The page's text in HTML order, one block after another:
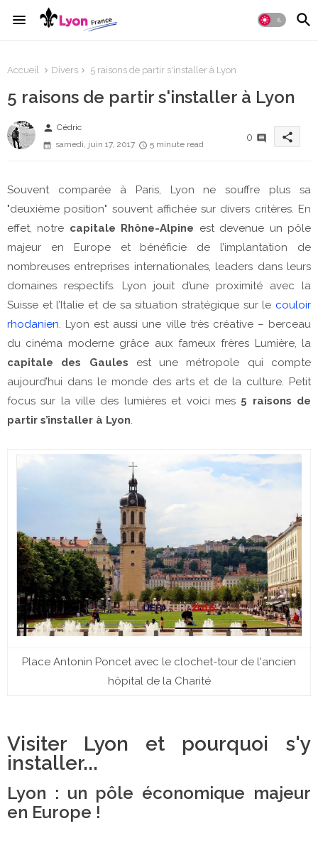
Accueil Divers 5 raisons de partir s'installer à Lyon
5 raisons de partir s'installer à Lyon
person Cédric
samedi, juin 17, 2017
5 minute read
0 share
Souvent comparée à Paris, Lyon ne souffre plus sa
"deuxième position" souvent affichée sur divers critères. En
effet, notre capitale Rhône-Alpine est devenue un pôle
majeur en Europe et bénéficie de l’implantation de
nombreuses entreprises internationales, leaders dans leurs
domaines respectifs. Lyon jouit d’une proximité avec la
Suisse et l’Italie et de sa situation stratégique sur le couloir
rhodanien . Lyon est aussi une ville très créative – berceau
du cinéma moderne grâce aux fameux frères Lumière, la
capitale des Gaules est une métropole qui compte
aujourd’hui dans le monde des arts et de la culture. Petit
focus sur la ville des lumières et voici mes 5 raisons de
partir s’installer à Lyon
Place Antonin Poncet avec le clochet-tour de l'ancien
hôpital de la Charité
Visiter Lyon et pourquoi s'y
installer...
Lyon : un pôle économique majeur
en Europe !